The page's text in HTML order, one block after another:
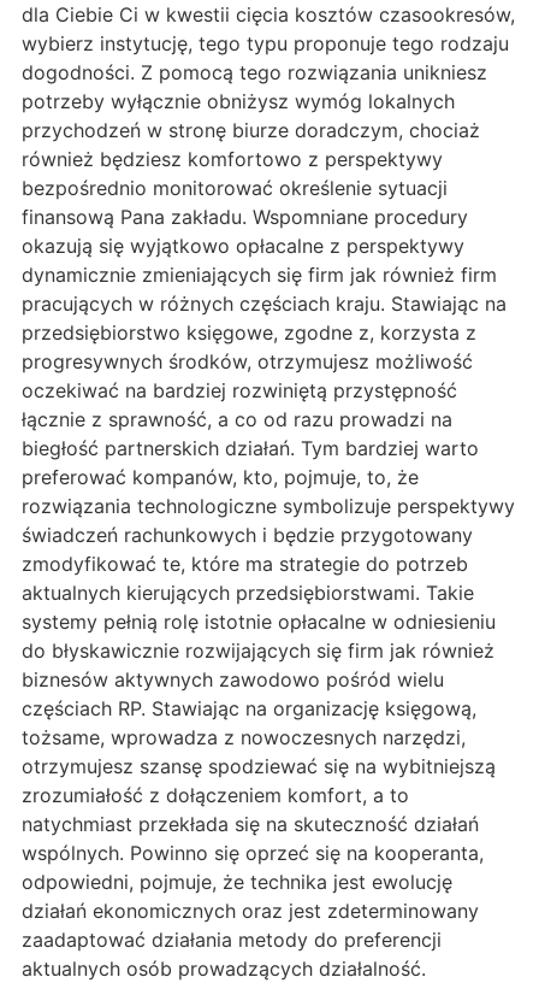
dla Ciebie Ci w kwestii cięcia kosztów czasookresów,
wybierz instytucję, tego typu proponuje tego rodzaju
dogodności. Z pomocą tego rozwiązania unikniesz
potrzeby wyłącznie obniżysz wymóg lokalnych
przychodzeń w stronę biurze doradczym, chociaż
również będziesz komfortowo z perspektywy
bezpośrednio monitorować określenie sytuacji
finansową Pana zakładu. Wspomniane procedury
okazują się wyjątkowo opłacalne z perspektywy
dynamicznie zmieniających się firm jak również firm
pracujących w różnych częściach kraju. Stawiając na
przedsiębiorstwo księgowe, zgodne z, korzysta z
progresywnych środków, otrzymujesz możliwość
oczekiwać na bardziej rozwiniętą przystępność
łącznie z sprawność, a co od razu prowadzi na
biegłość partnerskich działań. Tym bardziej warto
preferować kompanów, kto, pojmuje, to, że
rozwiązania technologiczne symbolizuje perspektywy
świadczeń rachunkowych i będzie przygotowany
zmodyfikować te, które ma strategie do potrzeb
aktualnych kierujących przedsiębiorstwami. Takie
systemy pełnią rolę istotnie opłacalne w odniesieniu
do błyskawicznie rozwijających się firm jak również
biznesów aktywnych zawodowo pośród wielu
częściach RP. Stawiając na organizację księgową,
tożsame, wprowadza z nowoczesnych narzędzi,
otrzymujesz szansę spodziewać się na wybitniejszą
zrozumiałość z dołączeniem komfort, a to
natychmiast przekłada się na skuteczność działań
wspólnych. Powinno się oprzeć się na kooperanta,
odpowiedni, pojmuje, że technika jest ewolucję
działań ekonomicznych oraz jest zdeterminowany
zaadaptować działania metody do preferencji
aktualnych osób prowadzących działalność.